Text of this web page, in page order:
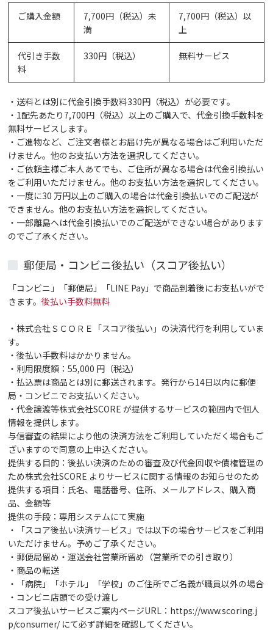
ご購入金額
7,700円（税込）未
満
7,700円（税込）以
上
代引き手数
料
330円（税込） 無料サービス
・送料とは別に代金引換手数料330円（税込）が必要です。
・1配先あたり7,700円（税込）以上のご購入で、代金引換手数料を
無料サービスします。
・ご進物など、ご注文者様とお届け先が異なる場合はご利用いただ
けません。他のお支払い方法を選択してください。
・ご依頼主様ご本人あてでも、ご住所が異なる場合は代金引換払い
をご利用いただけません。他のお支払い方法を選択してください。
・一度に30 万円以上のご購入の場合は代金引換払いでのご配送が
できません。他のお支払い方法を選択してください。
・一部離島へは代金引換払いでのご配送ができない場合があります
のでご了承ください。
郵便局・コンビニ後払い（スコア後払い）
「コンビニ」「郵便局」「LINE Pay」で商品到着後にお支払いがで
きます。後払い手数料無料
・株式会社ＳＣＯＲＥ「スコア後払い」の決済代行を利用していま
す。
・後払い手数料はかかりません。
・利用限度額：55,000 円（税込）
・払込票は商品とは別に郵送されます。発行から14日以内に郵便
局・コンビニでお支払いください。
・代金譲渡等株式会社SCORE が提供するサービスの範囲内で個人
情報を提供します。
与信審査の結果により他の決済方法をご利用していただく場合もご
ざいますので同意の上申込ください。
提供する目的：後払い決済のための審査及び代金回収や債権管理の
ため株式会社SCORE よりサービスに関する情報のお知らせのため
提供する項目：氏名、電話番号、住所、メールアドレス、購入商
品、金額等
提供の手段：専用システムにて実施
・「スコア後払い決済サービス」では以下の場合サービスをご利用
いただけません。予めご了承ください。
・郵便局留め・運送会社営業所留め（営業所での引き取り）
・商品の転送
・「病院」「ホテル」「学校」のご住所でご名義が職員以外の場合
・コンビニ店頭での受け渡し
スコア後払いサービスご案内ページURL： https://www.scoring.j
p/consumer/にて必ず詳細を確認してください。